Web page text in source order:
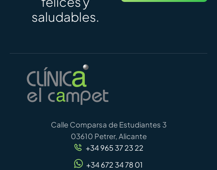
saludables.
Calle Comparsa de Estudiantes 3
03610 Petrer, Alicante
+34 965 37 23 22
+34 672 34 78 01